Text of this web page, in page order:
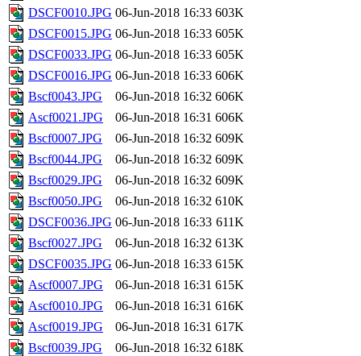
DSCF0010.JPG 06-Jun-2018 16:33 603K
DSCF0015.JPG 06-Jun-2018 16:33 605K
DSCF0033.JPG 06-Jun-2018 16:33 605K
DSCF0016.JPG 06-Jun-2018 16:33 606K
Bscf0043.JPG
06-Jun-2018 16:32 606K
Ascf0021.JPG
06-Jun-2018 16:31 606K
Bscf0007.JPG
06-Jun-2018 16:32 609K
Bscf0044.JPG
06-Jun-2018 16:32 609K
Bscf0029.JPG
06-Jun-2018 16:32 609K
Bscf0050.JPG
06-Jun-2018 16:32 610K
DSCF0036.JPG 06-Jun-2018 16:33 611K
Bscf0027.JPG
06-Jun-2018 16:32 613K
DSCF0035.JPG 06-Jun-2018 16:33 615K
Ascf0007.JPG
06-Jun-2018 16:31 615K
Ascf0010.JPG
06-Jun-2018 16:31 616K
Ascf0019.JPG
06-Jun-2018 16:31 617K
Bscf0039.JPG
06-Jun-2018 16:32 618K